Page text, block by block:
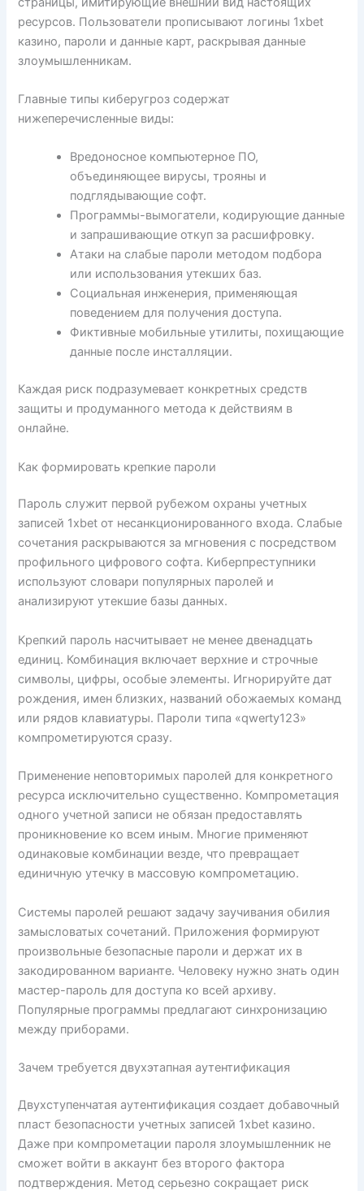
ресурсов. Пользователи прописывают логины 1xbet
казино, пароли и данные карт, раскрывая данные
злоумышленникам.
Главные типы киберугроз содержат
нижеперечисленные виды:
Вредоносное компьютерное ПО,
объединяющее вирусы, трояны и
подглядывающие софт.
Программы-вымогатели, кодирующие данные
и запрашивающие откуп за расшифровку.
Атаки на слабые пароли методом подбора
или использования утекших баз.
Социальная инженерия, применяющая
поведением для получения доступа.
Фиктивные мобильные утилиты, похищающие
данные после инсталляции.
Каждая риск подразумевает конкретных средств
защиты и продуманного метода к действиям в
онлайне.
Как формировать крепкие пароли
Пароль служит первой рубежом охраны учетных
записей 1xbet от несанкционированного входа. Слабые
сочетания раскрываются за мгновения с посредством
профильного цифрового софта. Киберпреступники
используют словари популярных паролей и
анализируют утекшие базы данных.
Крепкий пароль насчитывает не менее двенадцать
единиц. Комбинация включает верхние и строчные
символы, цифры, особые элементы. Игнорируйте дат
рождения, имен близких, названий обожаемых команд
или рядов клавиатуры. Пароли типа «qwerty123»
компрометируются сразу.
Применение неповторимых паролей для конкретного
ресурса исключительно существенно. Компрометация
одного учетной записи не обязан предоставлять
проникновение ко всем иным. Многие применяют
одинаковые комбинации везде, что превращает
единичную утечку в массовую компрометацию.
Системы паролей решают задачу заучивания обилия
замысловатых сочетаний. Приложения формируют
произвольные безопасные пароли и держат их в
закодированном варианте. Человеку нужно знать один
мастер-пароль для доступа ко всей архиву.
Популярные программы предлагают синхронизацию
между приборами.
Зачем требуется двухэтапная аутентификация
Двухступенчатая аутентификация создает добавочный
пласт безопасности учетных записей 1xbet казино.
Даже при компрометации пароля злоумышленник не
сможет войти в аккаунт без второго фактора
подтверждения. Метод серьезно сокращает риск